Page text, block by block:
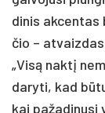
di­nis ak­cen­tas
čio –
„Visą naktį
da­ry­ti, kad
kai pa­ža­di­nu­si